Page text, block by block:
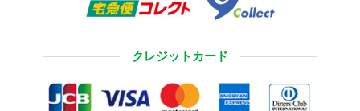
クレジットカード